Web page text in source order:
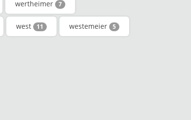
wertheimer 7
west 11 westemeier 5